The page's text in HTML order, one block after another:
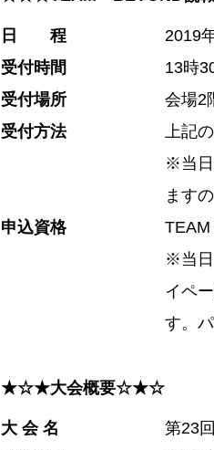
日 程
2019
受付時間
13時
受付場所
会場2
受付方法
上記
※当日
ます
申込資格
TEAM
※当日
イペ
す。
★☆★大会概要☆★☆
大 会 名
第23